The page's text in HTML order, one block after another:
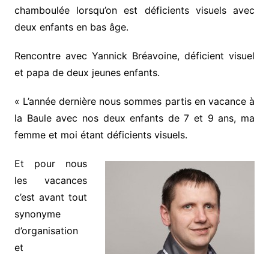
chamboulée lorsqu’on est déficients visuels avec
deux enfants en bas âge.
Rencontre avec Yannick Bréavoine, déficient visuel
et papa de deux jeunes enfants.
« L’année dernière nous sommes partis en vacance à
la Baule avec nos deux enfants de 7 et 9 ans, ma
femme et moi étant déficients visuels.
Et pour nous
les vacances
c’est avant tout
synonyme
d’organisation
et